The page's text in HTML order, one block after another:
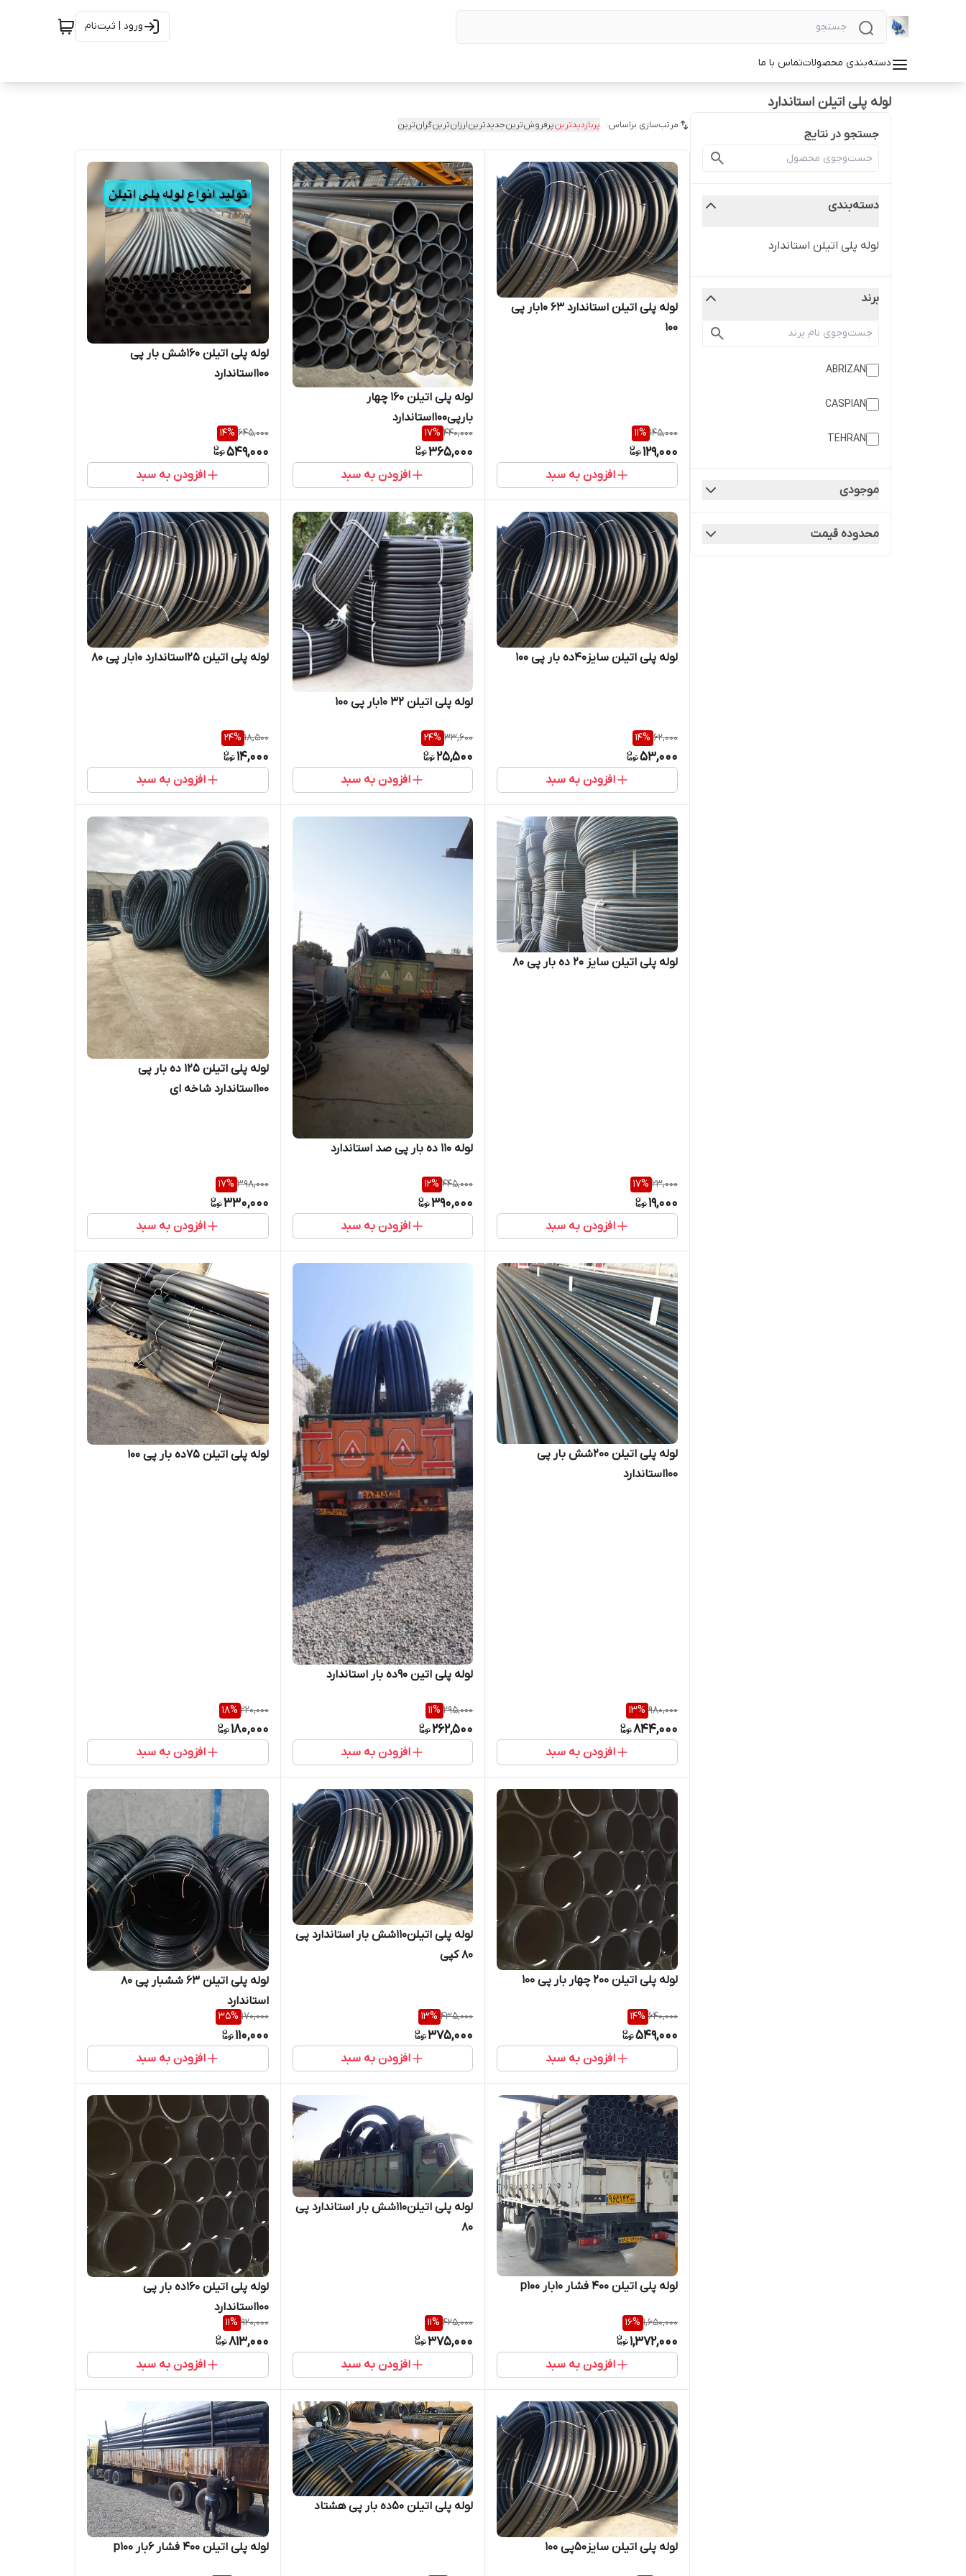
ورود | ثبت‌نام
دسته‌بندی محصولاتتماس با ما
لوله پلی اتیلن استاندارد
جستجو در نتایج
دسته‌بندی
لوله پلی اتیلن استاندارد
برند
ABRIZAN
CASPIAN
TEHRAN
موجودی
محدوده قیمت
مرتب‌سازی براساس: پربازدیدترینپرفروش‌ترینجدیدترینارزان‌ترینگران‌ترین
لوله پلی اتیلن استاندارد 63 10بار پی
100
145,000
11%
129,000
افزودن به سبد
لوله پلی اتیلن 160 چهار
بارپی100استاندارد
440,000
17%
365,000
افزودن به سبد
لوله پلی اتیلن 160شش بار پی
100استاندارد
645,000
14%
549,000
افزودن به سبد
لوله پلی اتیلن سایز40ده بار پی 100
62,000
14%
53,000
افزودن به سبد
لوله پلی اتیلن 32 10بار پی 100
33,600
24%
25,500
افزودن به سبد
لوله پلی اتیلن 25استاندارد 10بار پی 80
18,500
24%
14,000
افزودن به سبد
لوله پلی اتیلن سایز 20 ده بار پی 80
23,000
17%
19,000
افزودن به سبد
لوله 110 ده بار پی صد استاندارد
445,000
12%
390,000
افزودن به سبد
لوله پلی اتیلن 125 ده بار پی
100استاندارد شاخه ای
398,000
17%
330,000
افزودن به سبد
لوله پلی اتیلن 200شش بار پی
100استاندارد
980,000
13%
844,000
افزودن به سبد
لوله پلی اتین 90ده بار استاندارد
295,000
11%
262,500
افزودن به سبد
لوله پلی اتیلن 75ده بار پی 100
220,000
18%
180,000
افزودن به سبد
لوله پلی اتیلن 200 چهار بار پی 100
640,000
14%
549,000
افزودن به سبد
لوله پلی اتیلن110شش بار استاندارد پی
80 کپی
435,000
13%
375,000
افزودن به سبد
لوله پلی اتیلن 63 ششبار پی 80
استاندارد
170,000
35%
110,000
افزودن به سبد
لوله پلی اتیلن 400 فشار 10بار p100
1,650,000
16%
1,372,000
افزودن به سبد
لوله پلی اتیلن110شش بار استاندارد پی
80
425,000
11%
375,000
افزودن به سبد
لوله پلی اتیلن 160ده بار پی
100استاندارد
920,000
11%
813,000
افزودن به سبد
لوله پلی اتیلن سایز50پی 100
لوله پلی اتیلن 50ده بار پی هشتاد
لوله پلی اتیلن 400 فشار 6بار p100